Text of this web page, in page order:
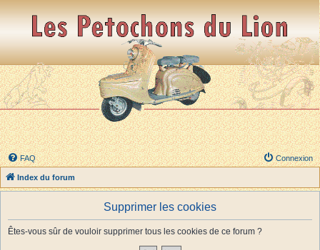
FAQ Connexion
Index du forum
Supprimer les cookies
Êtes-vous sûr de vouloir supprimer tous les cookies de ce forum ?